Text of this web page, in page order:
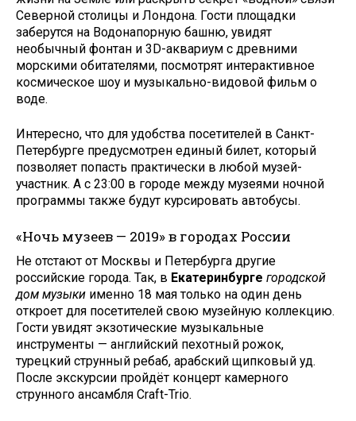
Северной столицы и Лондона. Гости площадки
заберутся на Водонапорную башню, увидят
необычный фонтан и 3D-аквариум с древними
морскими обитателями, посмотрят интерактивное
космическое шоу и музыкально-видовой фильм о
воде.
Интересно, что для удобства посетителей в Санкт-
Петербурге предусмотрен единый билет, который
позволяет попасть практически в любой музей-
участник. А с 23:00 в городе между музеями ночной
программы также будут курсировать автобусы.
«Ночь музеев — 2019» в городах России
Не отстают от Москвы и Петербурга другие
российские города. Так, в Екатеринбурге городской
дом музыки именно 18 мая только на один день
откроет для посетителей свою музейную коллекцию.
Гости увидят экзотические музыкальные
инструменты — английский пехотный рожок,
турецкий струнный ребаб, арабский щипковый уд.
После экскурсии пройдёт концерт камерного
струнного ансамбля Craft-Trio.